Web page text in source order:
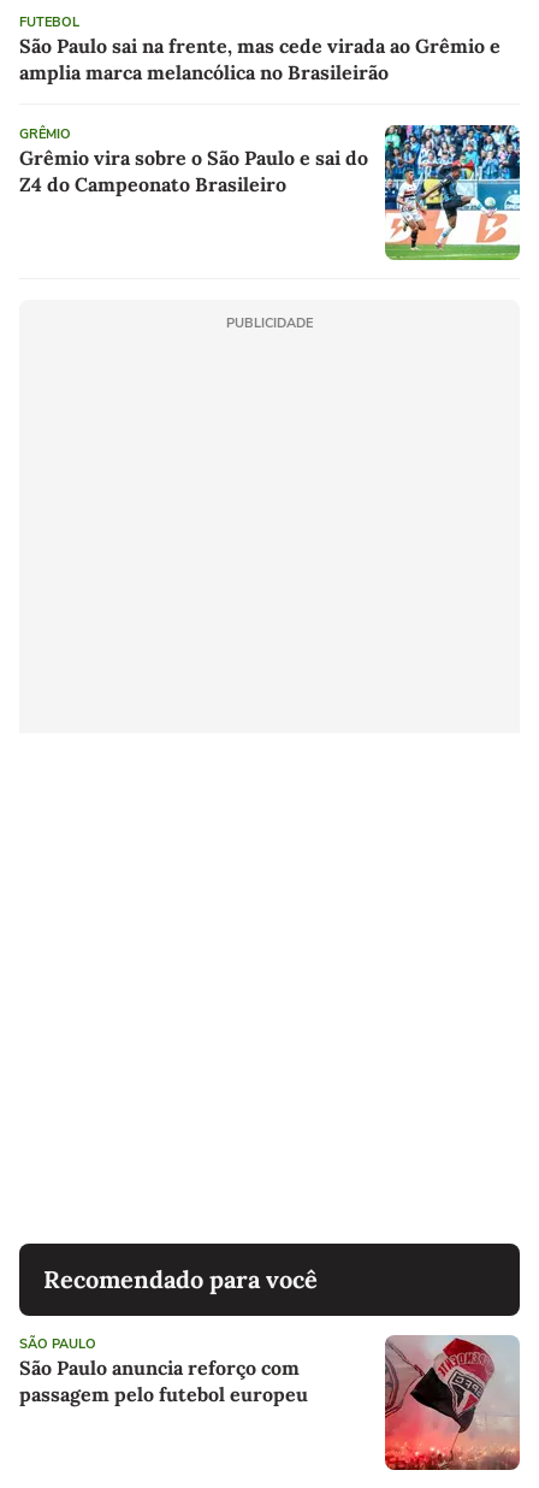
FUTEBOL
São Paulo sai na frente, mas cede virada ao Grêmio e
amplia marca melancólica no Brasileirão
GRÊMIO
Grêmio vira sobre o São Paulo e sai do
Z4 do Campeonato Brasileiro
PUBLICIDADE
Recomendado para você
SÃO PAULO
São Paulo anuncia reforço com
passagem pelo futebol europeu